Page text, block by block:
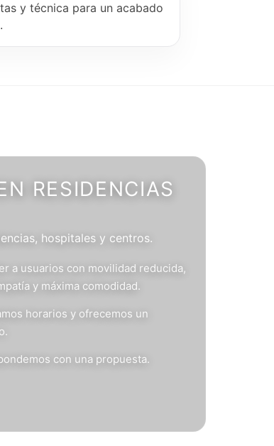
y técnica para un acabado
RESIDENCIAS
hospitales y centros.
a usuarios con movilidad reducida,
y máxima comodidad.
horarios y ofrecemos un
con una propuesta.